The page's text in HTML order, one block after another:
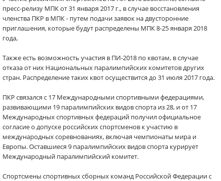
пресс-релизу МПК от 31 января 2017 г., в случае восстановления
членства ПКР в МПК - путем подачи заявок на двусторонние
приглашения, которые будут распределены МПК 8-25 января 2018
года,
Также есть возможность участия в ПИ-2018 по квотам, в случае
отказа от них Национальных паралимпийских комитетов других
стран. Распределение таких квот осуществится до 31 июля 2017 года.
ПКР связался с 17 Международными спортивными федерациями,
развивающими 19 паралимпийских видов спорта из 28, и от 17
Международных спортивных федераций получил официальное
согласие о допуске российских спортсменов к участию в
международных соревнованиях, включая чемпионаты мира и
Европы. Оставшиеся 9 паралимпийских видов спорта курирует
Международный паралимпийский комитет.
Спортсмены спортивных сборных команд Российской Федерации с